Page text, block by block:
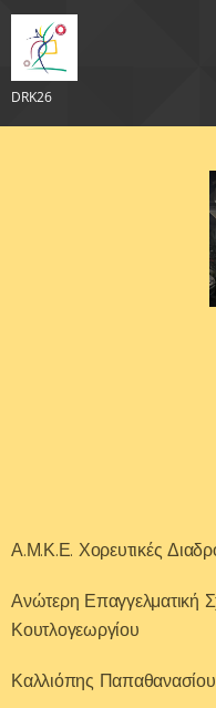
DRK26
Α.Μ.Κ.Ε. Χορευτικές
Ανώτερη Επαγγελματική
Κουτλογεωργίου
Καλλιόπης